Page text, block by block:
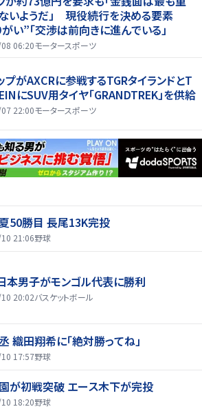
いようだ」 現役続行を決める要素
い”「交渉は前向きに進んでいる」
06:20モータースポーツ
プがAXCRに参戦するTGRタイランドとT
にSUV用タイヤ「GRANDTREK」を供給
22:00モータースポーツ
50勝目 長尾13K完投
21:06野球
本男子がモンゴル代表に勝利
20:02バスケットボール
織田翔希に「絶対勝ってね」
17:57野球
が初戦突破 エース木下が完投
18:20野球